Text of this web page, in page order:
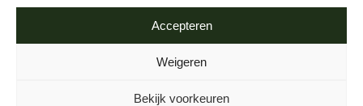
Accepteren
Weigeren
Bekijk voorkeuren